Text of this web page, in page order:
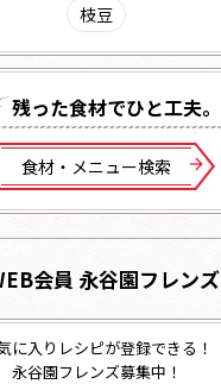
枝豆
残った⾷材でひと⼯夫。
⾷材・メニュー検索
会員 永谷園フレンズ
に入りレシピが登録できる！
永谷園フレンズ募集中！